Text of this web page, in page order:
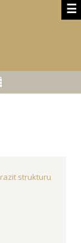
☰
strukturu